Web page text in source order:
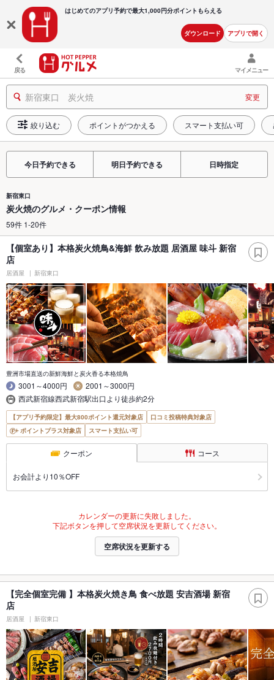
はじめてのアプリ予約で最大1,000円分ポイントもらえる
ダウンロード アプリで開く
戻る マイメニュー
新宿東口 炭火焼 変更
絞り込む ポイントがつかえる スマート支払い可
今日予約できる 明日予約できる 日時指定
新宿東口
炭火焼のグルメ・クーポン情報
59件 1-20件
【個室あり】本格炭火焼鳥&海鮮 飲み放題 居酒屋 味斗 新宿
店
居酒屋 新宿東口
豊洲市場直送の新鮮海鮮と炭火香る本格焼鳥
3001～4000円
2001～3000円
西武新宿線西武新宿駅出口より徒歩約2分
【アプリ予約限定】最大800ポイント還元対象店
口コミ投稿特典対象店
ポイントプラス対象店
スマート支払い可
クーポン コース
お会計より10％OFF
カレンダーの更新に失敗しました。
下記ボタンを押して空席状況を更新してください。
空席状況を更新する
【完全個室完備 】本格炭火焼き鳥 食べ放題 安吉酒場 新宿
店
居酒屋 新宿東口